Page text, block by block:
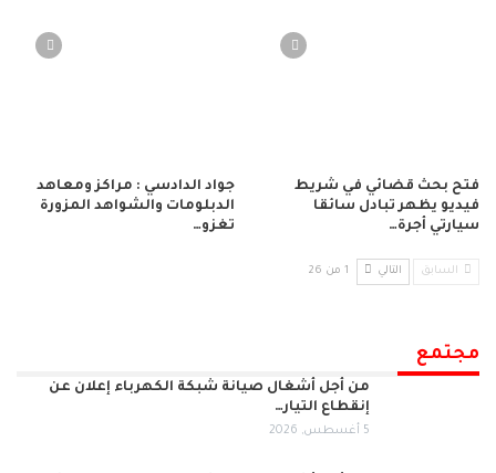
فتح بحث قضائي في شريط
فيديو يظهر تبادل سائقا
سيارتي أجرة…
جواد الدادسي : مراكز ومعاهد
الدبلومات والشواهد المزورة
تغزو…
السابق التالي 1 من 26
مجتمع
من أجل أشغال صيانة شبكة الكهرباء إعلان عن
إنقطاع التيار…
5 أغسطس, 2026